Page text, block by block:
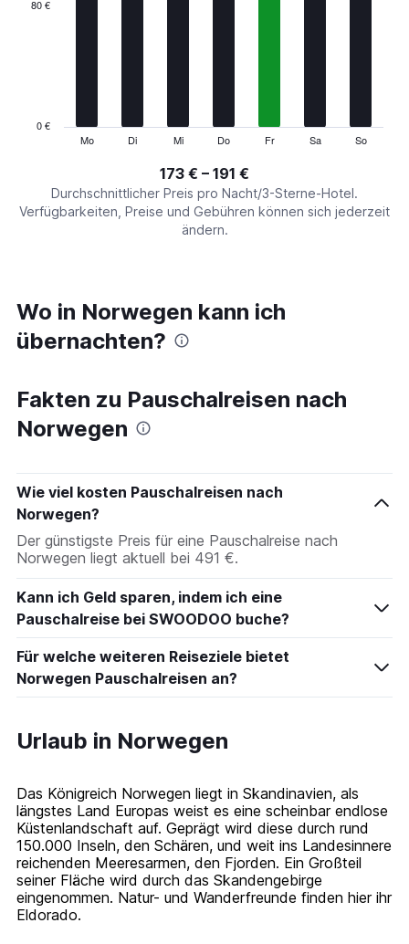
values.
Range:
Mo Di Mi Do Fr Sa So
0 €
80 €
173 € – 191 €
Durchschnittlicher Preis pro Nacht/3-Sterne-Hotel.
Verfügbarkeiten, Preise und Gebühren können sich jederzeit
ändern.
Wo in Norwegen kann ich
übernachten?
Fakten zu Pauschalreisen nach
Norwegen
Wie viel kosten Pauschalreisen nach
Norwegen?
Der günstigste Preis für eine Pauschalreise nach
Norwegen liegt aktuell bei 491 €.
Kann ich Geld sparen, indem ich eine
Pauschalreise bei SWOODOO buche?
Für welche weiteren Reiseziele bietet
Norwegen Pauschalreisen an?
Urlaub in Norwegen
Das Königreich Norwegen liegt in Skandinavien, als
längstes Land Europas weist es eine scheinbar endlose
Küstenlandschaft auf. Geprägt wird diese durch rund
150.000 Inseln, den Schären, und weit ins Landesinnere
reichenden Meeresarmen, den Fjorden. Ein Großteil
seiner Fläche wird durch das Skandengebirge
eingenommen. Natur- und Wanderfreunde finden hier ihr
Eldorado.